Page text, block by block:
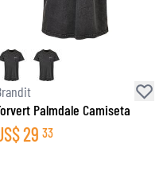
Palmdale Camiseta
29 33